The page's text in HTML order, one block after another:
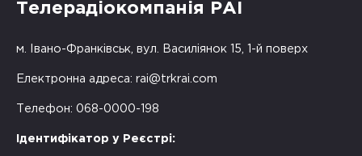
Телерадіокомпанія РАІ
м. Івано-Франківськ, вул. Василіянок 15, 1-й поверх
Електронна адреса: rai@trkrai.com
Телефон: 068-0000-198
Ідентифікатор у Реєстрі: